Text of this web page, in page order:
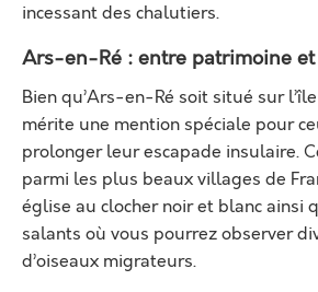
incessant des chalutiers.
Ars-en-Ré : entre patrimoine
Bien qu’Ars-en-Ré soit situé sur
mérite une mention spéciale pour
prolonger leur escapade insulaire.
parmi les plus beaux villages de
église au clocher noir et blanc ainsi
salants où vous pourrez observer
d’oiseaux migrateurs.